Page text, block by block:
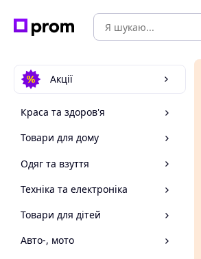
Акції
Краса та здоров'я
Товари для дому
Одяг та взуття
Техніка та електроніка
Товари для дітей
Авто-, мото